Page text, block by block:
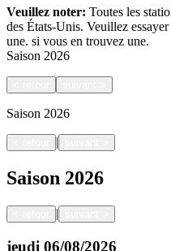
Veuillez noter: Toutes les
des États-Unis. Veuillez
une. si vous en trouvez une.
Saison 2026
Saison 2026
|
Saison 2026
|
jeudi 06/08/2026